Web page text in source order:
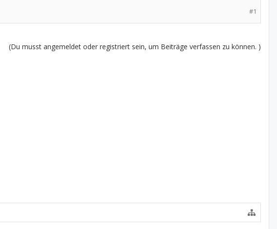
#1
(Du musst angemeldet oder registriert sein, um Beiträge verfassen zu können. )